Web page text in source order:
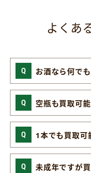
よくあ
お酒なら何で
空瓶も買取可
1本でも買取可
未成年ですが